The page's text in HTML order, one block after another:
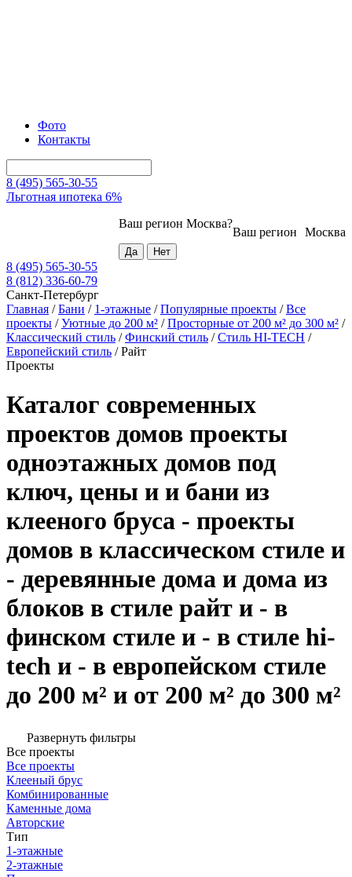
Фото
Контакты
8 (495) 565-30-55
Льготная ипотека 6%
Москва
Ваш регион
Ваш регион Москва?
8 (495) 565-30-55
8 (812) 336-60-79
Санкт-Петербург
Главная /Бани / 1-этажные /Популярные проекты /Все
проекты /Уютные до 200 м² /Просторные от 200 м² до 300 м² /
Классический стиль /Финский стиль /Стиль HI-TECH /
Европейский стиль /Райт
Проекты
Каталог современных
проектов домов проекты
одноэтажных домов под
ключ, цены и и бани из
клееного бруса - проекты
домов в классическом стиле и
- деревянные дома и дома из
блоков в стиле райт и - в
финском стиле и - в стиле hi-
tech и - в европейском стиле
до 200 м² и от 200 м² до 300 м²
Развернуть фильтры
Все проекты
Все проекты
Клееный брус
Комбинированные
Каменные дома
Авторские
Тип
1-этажные
2-этажные